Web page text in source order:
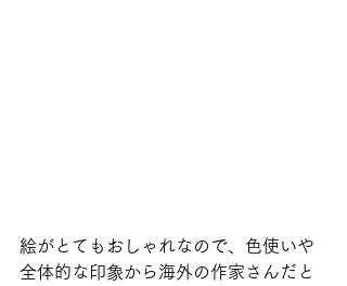
絵がとてもおしゃれなので、色使いや
全体的な印象から海外の作家さんだと